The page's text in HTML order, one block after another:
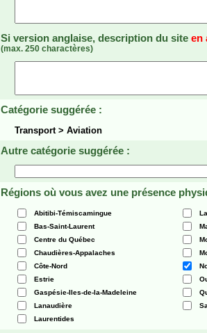
Si version anglaise, description du site en
(max. 250 charactères)
Catégorie suggérée :
Transport > Aviation
Autre catégorie suggérée :
Régions où vous avez une présence
Abitibi-Témiscamingue
Bas-Saint-Laurent
Centre du Québec
Chaudières-Appalaches
Côte-Nord
Estrie
Gaspésie-Iles-de-la-Madeleine
Lanaudière
Laurentides